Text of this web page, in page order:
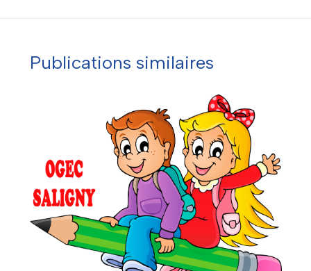
Publications similaires